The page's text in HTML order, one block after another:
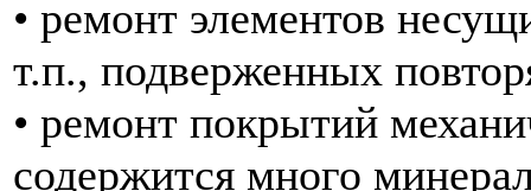
• ремонт элементов
т.п., подверженных
• ремонт покрытий
содержится много